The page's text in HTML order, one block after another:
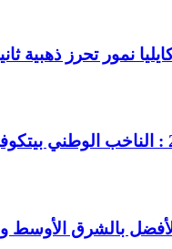
نمور تحرز ذهبية
بالشرق الأوسط